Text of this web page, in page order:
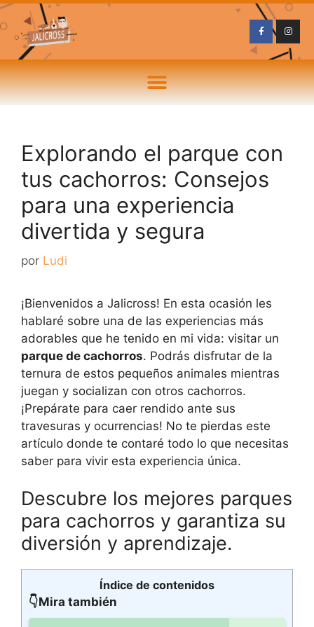
Explorando el parque con
tus cachorros: Consejos
para una experiencia
divertida y segura
por Ludi
¡Bienvenidos a Jalicross! En esta ocasión les
hablaré sobre una de las experiencias más
adorables que he tenido en mi vida: visitar un
parque de cachorros. Podrás disfrutar de la
ternura de estos pequeños animales mientras
juegan y socializan con otros cachorros.
¡Prepárate para caer rendido ante sus
travesuras y ocurrencias! No te pierdas este
artículo donde te contaré todo lo que necesitas
saber para vivir esta experiencia única.
Descubre los mejores parques
para cachorros y garantiza su
diversión y aprendizaje.
Índice de contenidos
👇Mira también